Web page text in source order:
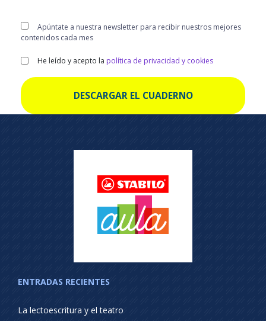
Apúntate a nuestra newsletter para recibir nuestros mejores
contenidos cada mes
He leído y acepto la política de privacidad y cookies
ENTRADAS RECIENTES
La lectoescritura y el teatro